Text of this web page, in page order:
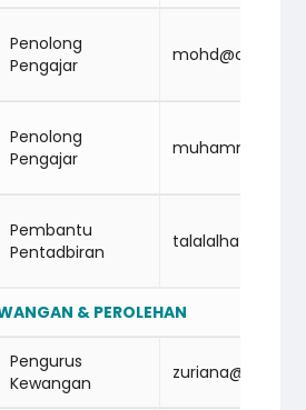
Penolong
Pengajar
Penolong
Pengajar
Pembantu
Pentadbiran
& PEROLEHAN
Pengurus
Kewangan